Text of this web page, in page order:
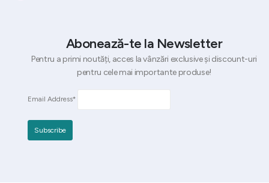
Abonează-te la Newsletter
Pentru a primi noutăți, acces la vânzări exclusive și discount-uri
pentru cele mai importante produse!
Email Address*